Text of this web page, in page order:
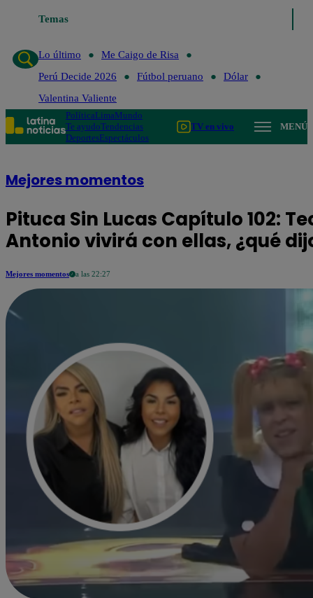
Temas
Lo último
Lo último
Me Caigo de Risa
Perú Decide 2026
Fútbol peruano
Dólar
Valentina Valiente
PolíticaLimaMundo
Te ayudoTendencias
DeportesEspectáculos
TV en vivo MENÚ
Mejores momentos
Pituca Sin Lucas Capítulo 102:
Antonio vivirá con ellas, ¿qué
Mejores momentos a las 22:27